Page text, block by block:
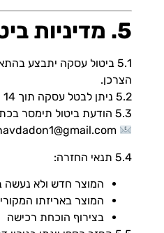
5. מדיניות ביטול והחזרות
5.1 ביטול עסקה יתבצע
הצרכן.
5.2 ניתן לבטל עסקה תוך 14 ימים ממועד קבלת המוצר.
5.3 הודעת ביטול תימסר בכתב בלבד לדוא״ל:
5.4 תנאי החזרה:
המוצר חדש ולא נעשה
המוצר באריזתו
בצירוף הוכחת רכישה